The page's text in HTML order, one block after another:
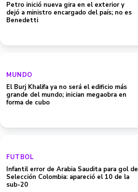
Petro inició nueva gira en el exterior y
dejó a ministro encargado del país; no es
Benedetti
MUNDO
El Burj Khalifa ya no será el edificio más
grande del mundo; inician megaobra en
forma de cubo
FUTBOL
Infantil error de Arabia Saudita para gol de
Selección Colombia: apareció el 10 de la
sub-20